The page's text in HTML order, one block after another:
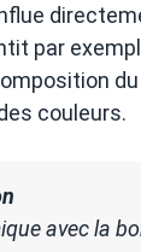
par
couleurs.
avec la